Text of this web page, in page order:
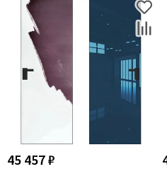
45 457 ₽